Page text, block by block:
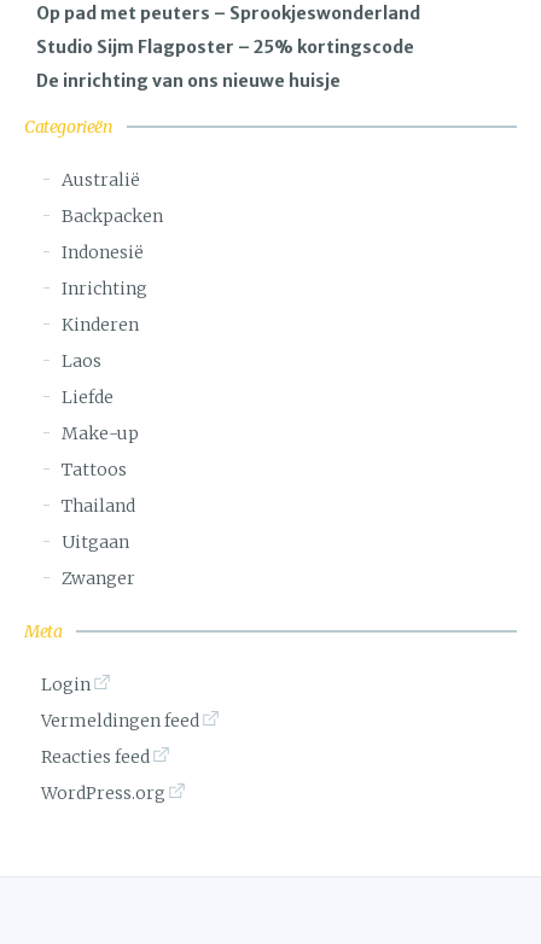
Op pad met peuters – Sprookjeswonderland
Studio Sijm Flagposter – 25% kortingscode
De inrichting van ons nieuwe huisje
Categorieën
Australië
Backpacken
Indonesië
Inrichting
Kinderen
Laos
Liefde
Make-up
Tattoos
Thailand
Uitgaan
Zwanger
Meta
Login
Vermeldingen feed
Reacties feed
WordPress.org